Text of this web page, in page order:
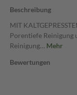
Beschreibung
MIT
Porentiefe Reinigung
Reinigung… Mehr
Bewertungen